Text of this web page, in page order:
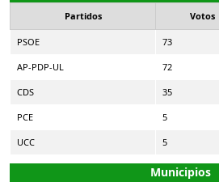
Partidos Votos
PSOE 73
AP-PDP-UL 72
CDS 35
PCE 5
UCC 5
Municipios